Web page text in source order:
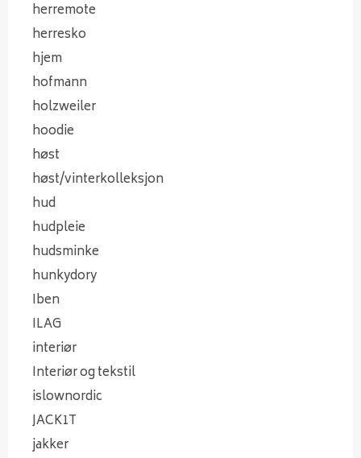
herremote
herresko
hjem
hofmann
holzweiler
hoodie
høst
høst/vinterkolleksjon
hud
hudpleie
hudsminke
hunkydory
Iben
ILAG
interiør
Interiør og tekstil
islownordic
JACK1T
jakker